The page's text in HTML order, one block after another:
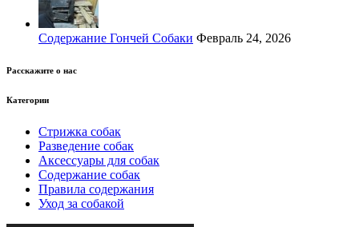
Содержание Гончей Собаки Февраль 24, 2026
Расскажите о нас
Категории
Стрижка собак
Разведение собак
Аксессуары для собак
Содержание собак
Правила содержания
Уход за собакой